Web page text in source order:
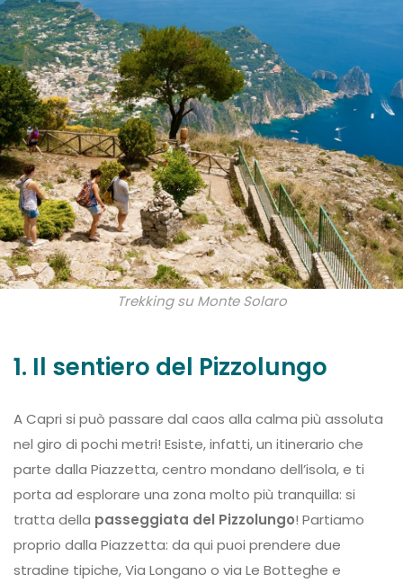
Trekking su Monte Solaro
1. Il sentiero del Pizzolungo
A Capri si può passare dal caos alla calma più assoluta
nel giro di pochi metri! Esiste, infatti, un itinerario che
parte dalla Piazzetta, centro mondano dell’isola, e ti
porta ad esplorare una zona molto più tranquilla: si
tratta della passeggiata del Pizzolungo! Partiamo
proprio dalla Piazzetta: da qui puoi prendere due
stradine tipiche, Via Longano o via Le Botteghe e